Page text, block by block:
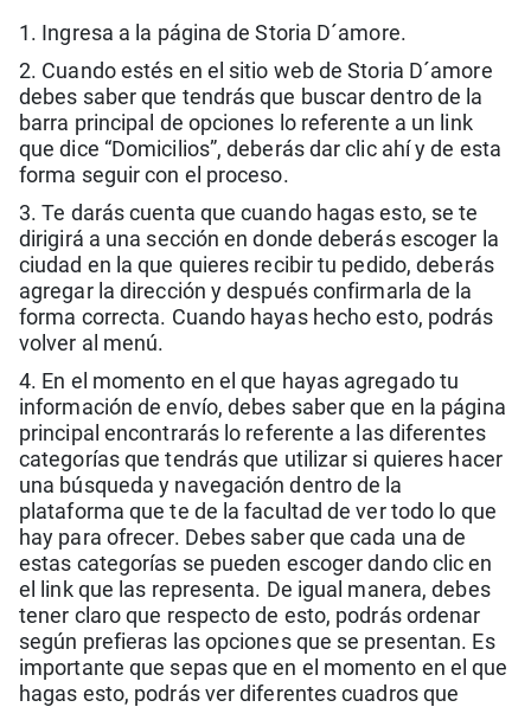
1. Ingresa a la página de Storia D´amore.
2. Cuando estés en el sitio web de Storia D´amore
debes saber que tendrás que buscar dentro de la
barra principal de opciones lo referente a un link
que dice “Domicilios”, deberás dar clic ahí y de esta
forma seguir con el proceso.
3. Te darás cuenta que cuando hagas esto, se te
dirigirá a una sección en donde deberás escoger la
ciudad en la que quieres recibir tu pedido, deberás
agregar la dirección y después confirmarla de la
forma correcta. Cuando hayas hecho esto, podrás
volver al menú.
4. En el momento en el que hayas agregado tu
información de envío, debes saber que en la página
principal encontrarás lo referente a las diferentes
categorías que tendrás que utilizar si quieres hacer
una búsqueda y navegación dentro de la
plataforma que te de la facultad de ver todo lo que
hay para ofrecer. Debes saber que cada una de
estas categorías se pueden escoger dando clic en
el link que las representa. De igual manera, debes
tener claro que respecto de esto, podrás ordenar
según prefieras las opciones que se presentan. Es
importante que sepas que en el momento en el que
hagas esto, podrás ver diferentes cuadros que